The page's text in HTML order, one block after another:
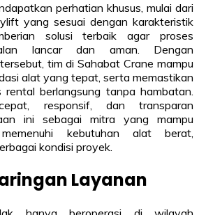
perhatian khusus, mulai dari
yang sesuai dengan karakteristik
solusi terbaik agar proses
lancar dan aman. Dengan
tim di Sahabat Crane mampu
alat yang tepat, serta memastikan
berlangsung tanpa hambatan.
responsif, dan transparan
ini sebagai mitra yang mampu
kebutuhan alat berat,
kondisi proyek.
Layanan